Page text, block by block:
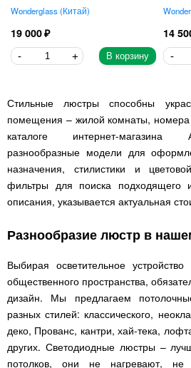
Wonderglass Китай
19 000
В корзину
14
Стильные люстры способны
помещения – жилой комнаты,
каталоге интернет-магазина
разнообразные модели для
назначения, стилистики и
фильтры для поиска подходящего
описания, указывается актуальная
Разнообразие люстр в
Выбирая осветительное
общественного пространства,
дизайн. Мы предлагаем
разных стилей: классического,
деко, Прованс, кантри, хай-тека,
других. Светодиодные люстры –
потолков, они не нагревают, не